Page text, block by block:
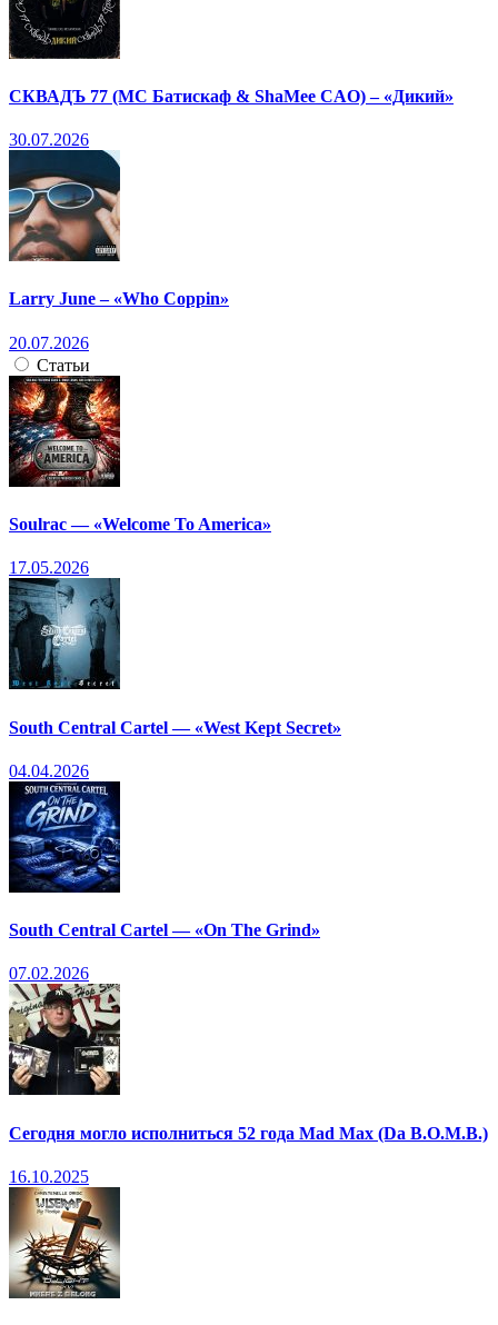
СКВАДЪ 77 (МС Батискаф & ShaMee CAO) – «Дикий»
30.07.2026
Larry June – «Who Coppin»
20.07.2026
Статьи
Soulrac — «Welcome To America»
17.05.2026
South Central Cartel — «West Kept Secret»
04.04.2026
South Central Cartel — «On The Grind»
07.02.2026
Сегодня могло исполниться 52 года Mad Max (Da B.O.M.B.)
16.10.2025